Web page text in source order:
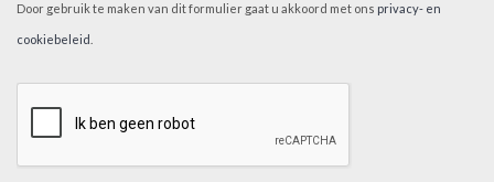
Door gebruik te maken van dit formulier gaat u akkoord met ons privacy- en
cookiebeleid